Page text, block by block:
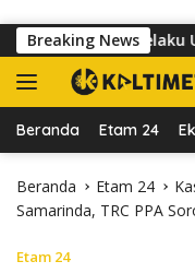
Breaking News
Pelaku Usaha
Beranda Etam 24
Beranda Etam 24
Samarinda, TRC PPA
Etam 24